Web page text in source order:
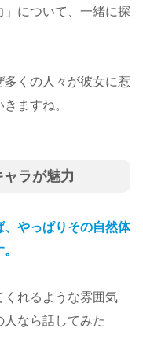
について、一緒に探
くの人々が彼女に惹
ますね。
ラが魅力
やっぱりその自然体
くれるような雰囲気
なら話してみた